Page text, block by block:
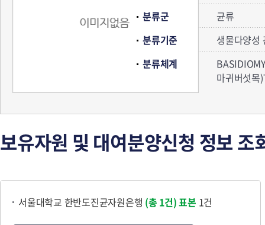
분류군
균류
분류기준
생물다양성
분류체계
마귀버섯목
보유자원 및 대여분양신청 정보 조
서울대학교 한반도진균자원은행 (총 1건)표본 1건